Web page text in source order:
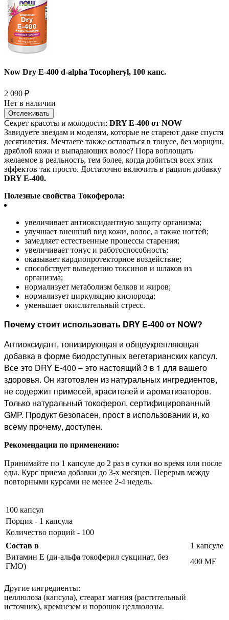
Now Dry E-400 d-alpha Tocopheryl, 100 капс.
2 090 ₽
Нет в наличии
Отслеживать
Cекрет красоты и молодости: DRY E-400 от NOW
Завидуете звездам и моделям, которые не стареют даже спустя
десятилетия. Мечтаете также оставаться в тонусе, без морщин,
дряблой кожи и выпадающих волос? Пора воплощать
желаемое в реальность, тем более, когда добиться всех этих
эффектов так просто. Достаточно включить в рацион добавку
DRY E-400.
Полезные свойства Токоферола:
увеличивает антиоксидантную защиту организма;
улучшает внешний вид кожи, волос, а также ногтей;
замедляет естественные процессы старения;
увеличивает тонус и работоспособность;
оказывает кардиопротекторное воздействие;
способствует выведению токсинов и шлаков из
организма;
нормализует метаболизм белков и жиров;
нормализует циркуляцию кислорода;
уменьшает окислительный стресс.
Почему стоит использовать DRY E-400 от NOW?
Антиоксидант, тонизирующая и общеукрепляющая
добавка в форме биодоступных вегетарианских капсул.
Все это DRY E-400 – это настоящий 3 в 1 для вашего
здоровья. Он изготовлен из натуральных ингредиентов,
не содержит примесей, красителей и ароматизаторов.
Только натуральный токоферол, сертифицированный
GMP. Продукт безопасен, прост в использовании и, ко
всему прочему, доступен.
Рекомендации по применению:
Принимайте по 1 капсуле до 2 раз в сутки во время или после
еды. Курс приема добавки до 3-х месяцев. Перерыв между
повторными курсами не менее 2-4 недель.
100 капсул
Порция - 1 капсула
Количество порций - 100
Состав в
1 капсуле
Витамин Е (ди-альфа токоферил сукцинат, без
ГМО)
400 МЕ
Другие ингредиенты:
целлюлоза (капсула), стеарат магния (растительный
источник), кремнезем и порошок целлюлозы.